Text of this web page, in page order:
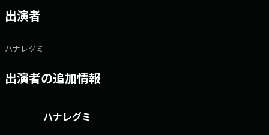
出演者
ハナレグミ
出演者の追加情報
ハナレグミ